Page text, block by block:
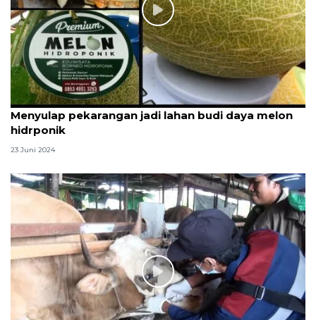
Menyulap pekarangan jadi lahan budi daya melon
hidrponik
23 Juni 2024